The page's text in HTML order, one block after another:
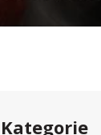
Kategorie